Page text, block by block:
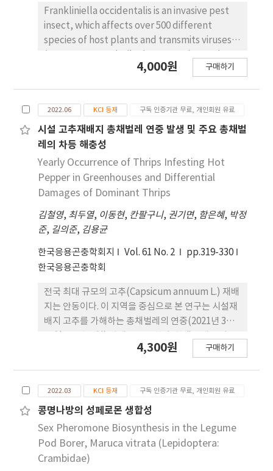
SDM (Species Distribution Model). As a
result, M. seperata and C. medinalis are
aggregated on the west and south coasts
where they have a host after migration from
China. As a result of MaxEnt analysis, the
Model). In bioclimatic variables, BIO_4
(Temperature seasonality) was high in M.
seperata and BIO_2 (Mean Diurnal Range)
suitability model predicted that M. seperata
and C. medinalis could inhabit most rice
paddies.
Frankliniella occidentalis is an invasive pest
insect, which affects over 500 different
species of host plants and transmits viruses
their efficiency in controling insect pests,
precision level sampling plan was developed.
The sampling method for F. occidentalis
adults in pepper greenhouses consists of
spatial distribution analysis, sampling stop
line, and control decision making. For
sampling, the plant was divided into the
upper part (180 cm above ground), middle
part (120-160 cm above ground), and lower
part (70-110 cm above ground). Through
ANCOVA, the P values of intercept and slope
were estimated to be 0.94 and 0.87,
respectively, which meant there were no
significant differences between values of all
the levels of the pepper plant. In spatial
distribution analysis, the coefficients were
derived from Taylor’s power law (TPL) at
pooling data of each level in the plant, based
greenhouse peppers. TPL coefficients were
used to develop a fixed-precision sampling
pre-referred action thresholds were set at 3
and 18. With two action thresholds, Nmax
values were calculated at 97 and 1149,
4,000원 구매하기
2022.06 KCI 등재 구독 인증기관 무료, 개인회원 유료
시설 고추재배지 총채벌레 연중 발생 및 주요 총채벌
레의 차등 해충성
Yearly Occurrence of Thrips Infesting Hot
Pepper in Greenhouses and Differential
Damages of Dominant Thrips
김철영, 최두열, 이동현, 칸팔구니, 권기면, 함은혜, 박정
준, 길의준, 김용균
한국응용곤충학회지 Vol. 61 No. 2
pp.319-330
한국응용곤충학회
전국 최대 규모의 고추(Capsicum annuum L.) 재배
지는 안동이다. 이 지역을 중심으로 본 연구는 시설재
배지 고추를 가해하는 총채벌레의 연중(2021년 3월
하여 포획한 총채벌레를 유관으로 동정한 결과 꽃노
획충은 107,873마리였으며 이 가운데 꽃노랑총채벌
레가 약 82%, 대만총채벌레가 약 17% 그리고 기타
총채벌레가 약 0.3% 를 차지하였다. 연중 전체적으로
2회 총채벌레 발생 피크를 보였다. 첫 번째 발생피크
는 5-6월에 나타났고, 두 번째 발생 피크는 9월 이후
4,300원 구매하기
2022.03 KCI 등재 구독 인증기관 무료, 개인회원 유료
콩명나방의 성페로몬 생합성
Sex Pheromone Biosynthesis in the Legume
Pod Borer, Maruca vitrata (Lepidoptera:
Crambidae)